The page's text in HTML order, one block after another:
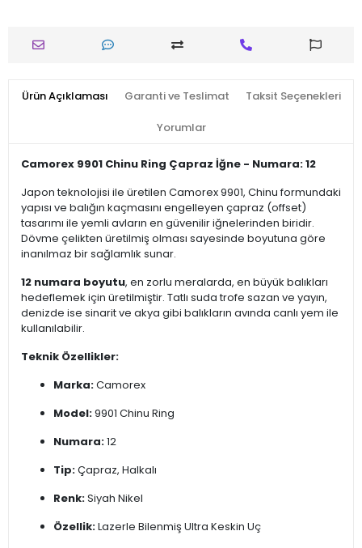
Ürün Açıklaması Garanti ve Teslimat Taksit Seçenekleri
Yorumlar
Camorex 9901 Chinu Ring Çapraz İğne - Numara: 12
Japon teknolojisi ile üretilen Camorex 9901, Chinu formundaki
yapısı ve balığın kaçmasını engelleyen çapraz (offset)
tasarımı ile yemli avların en güvenilir iğnelerinden biridir.
Dövme çelikten üretilmiş olması sayesinde boyutuna göre
inanılmaz bir sağlamlık sunar.
12 numara boyutu, en zorlu meralarda, en büyük balıkları
hedeflemek için üretilmiştir. Tatlı suda trofe sazan ve yayın,
denizde ise sinarit ve akya gibi balıkların avında canlı yem ile
kullanılabilir.
Teknik Özellikler:
Marka:Camorex
Model:9901 Chinu Ring
Numara:12
Tip:Çapraz, Halkalı
Renk:Siyah Nikel
Özellik:Lazerle Bilenmiş Ultra Keskin Uç